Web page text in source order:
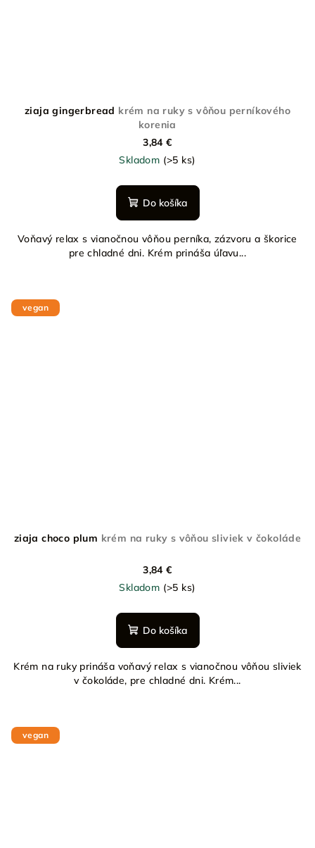
ziaja gingerbread krém na ruky s vôňou perníkového
korenia
3,84 €
Skladom (>5 ks)
Do košíka
Voňavý relax s vianočnou vôňou perníka, zázvoru a škorice
pre chladné dni. Krém prináša úľavu...
vegan
ziaja choco plum krém na ruky s vôňou sliviek v čokoláde
3,84 €
Skladom (>5 ks)
Do košíka
Krém na ruky prináša voňavý relax s vianočnou vôňou sliviek
v čokoláde, pre chladné dni. Krém...
vegan